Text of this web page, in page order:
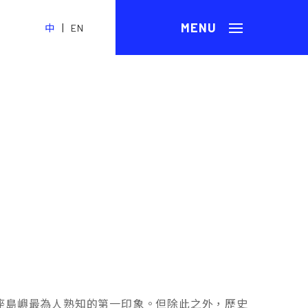
中 | EN
嶼最為人熟知的第一印象。但除此之外，歷史